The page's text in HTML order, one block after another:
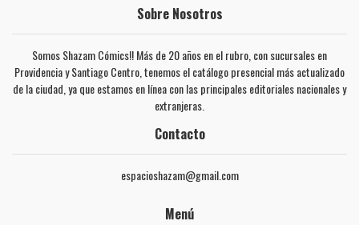
Sobre Nosotros
Somos Shazam Cómics!! Más de 20 años en el rubro, con sucursales en
Providencia y Santiago Centro, tenemos el catálogo presencial más actualizado
de la ciudad, ya que estamos en línea con las principales editoriales nacionales y
extranjeras.
Contacto
espacioshazam@gmail.com
Menú